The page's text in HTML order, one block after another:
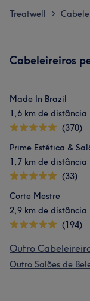
Treatwell >
Cabeleireiros
Made In Brazil
1,6 km de distância
(370)
Prime Estética &
1,7 km de distância
(33)
Corte Mestre
2,9 km de distância
(194)
Outro
Outro Salões de